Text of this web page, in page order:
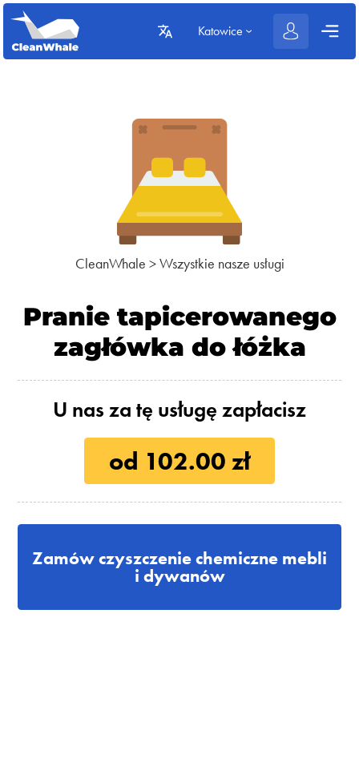
Katowice
CleanWhale >Wszystkie nasze usługi
Pranie tapicerowanego
zagłówka do łóżka
U nas za tę usługę zapłacisz
od 102.00 zł
Zamów czyszczenie chemiczne mebli
i dywanów